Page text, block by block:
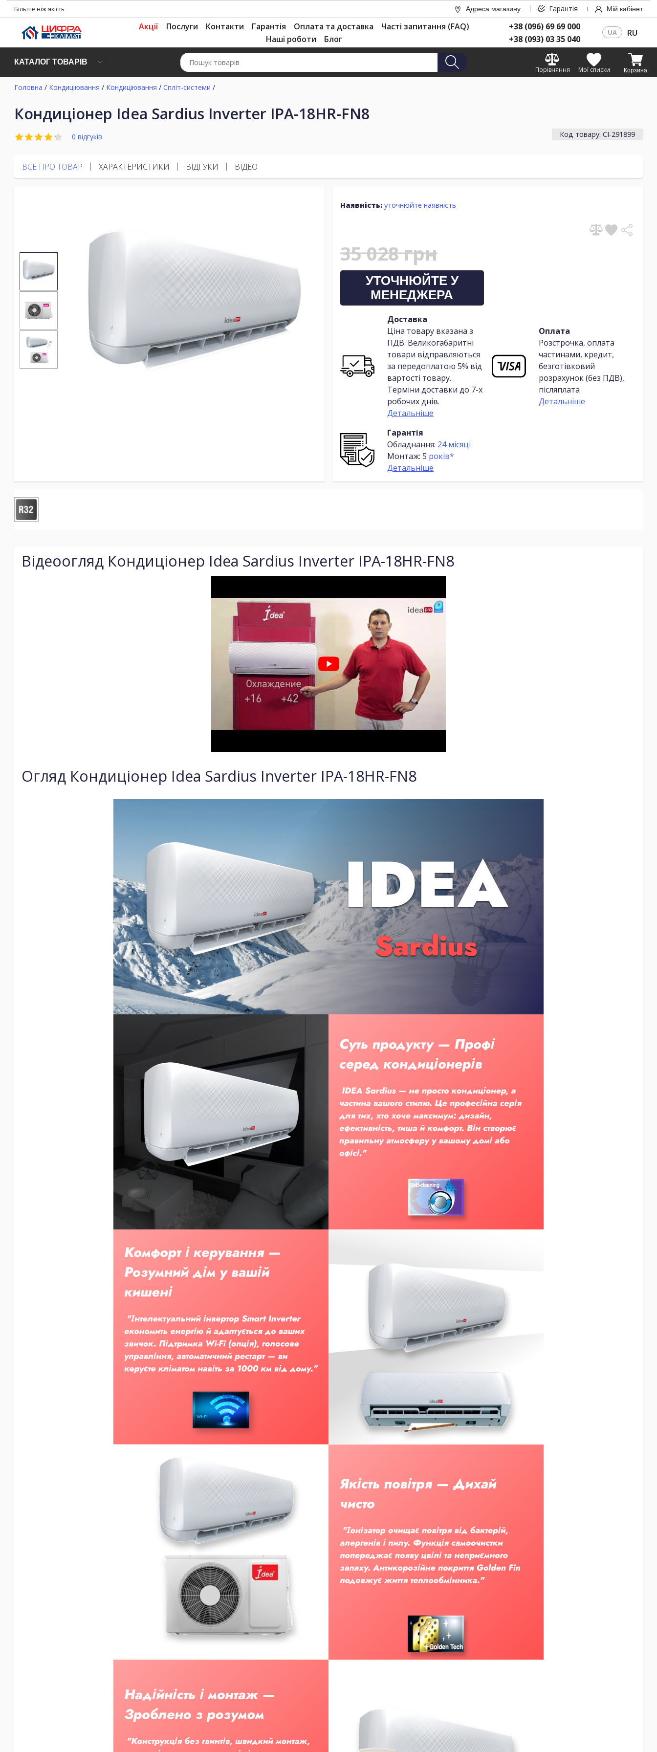
Більше ніж якість Адреса магазину Гарантія Мій кабінет
Акції Послуги Контакти Гарантія Оплата та доставка
Часті запитання (FAQ)
Наші роботи
Блог
+38 (096) 69 69 000
+38 (093) 03 35 040
UA RU
КАТАЛОГ ТОВАРІВ
Порівняння
Мої списки Корзина
Головна / Кондиціювання / Кондиціювання / Спліт-системи /
Кондиціонер Idea Sardius Inverter IPA-18HR-FN8
Код товару: CI-291899
ВСЕ ПРО ТОВАР ХАРАКТЕРИСТИКИ ВІДГУКИ ВІДЕО
Наявність: уточнюйте наявність
35 028 грн
УТОЧНЮЙТЕ У
МЕНЕДЖЕРА
Доставка
Ціна товару вказана з
ПДВ. Великогабаритні
товари відправляються
за передоплатою 5% від
вартості товару.
Терміни доставки до 7-х
робочих днів.
Детальніше
Оплата
Розстрочка, оплата
частинами, кредит,
безготівковий
розрахунок (без ПДВ),
післяплата
Детальніше
Гарантія
Обладнання: 24 місяці
Монтаж: 5 років*
Детальніше
0 відгуків
Відеоогляд Кондиціонер Idea Sardius Inverter IPA-18HR-FN8
Огляд Кондиціонер Idea Sardius Inverter IPA-18HR-FN8